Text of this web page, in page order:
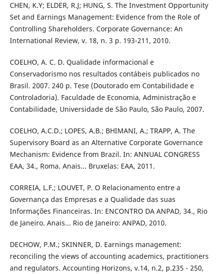
CHEN, K.Y; ELDER, R.J; HUNG, S. The Investment Opportunity
Set and Earnings Management: Evidence from the Role of
Controlling Shareholders. Corporate Governance: An
International Review, v. 18, n. 3 p. 193-211, 2010.
COELHO, A. C. D. Qualidade informacional e
Conservadorismo nos resultados contábeis publicados no
Brasil. 2007. 240 p. Tese (Doutorado em Contabilidade e
Controladoria). Faculdade de Economia, Administração e
Contabilidade, Universidade de São Paulo, São Paulo, 2007.
COELHO, A.C.D.; LOPES, A.B.; BHIMANI, A.; TRAPP, A. The
Supervisory Board as an Alternative Corporate Governance
Mechanism: Evidence from Brazil. In: ANNUAL CONGRESS
EAA, 34., Roma. Anais... Bruxelas: EAA, 2011.
CORREIA, L.F.; LOUVET, P. O Relacionamento entre a
Governança das Empresas e a Qualidade das suas
Informações Financeiras. In: ENCONTRO DA ANPAD, 34., Rio
de Janeiro. Anais... Rio de Janeiro: ANPAD, 2010.
DECHOW, P.M.; SKINNER, D. Earnings management:
reconciling the views of accounting academics, practitioners
and regulators. Accounting Horizons, v.14, n.2, p.235 - 250,